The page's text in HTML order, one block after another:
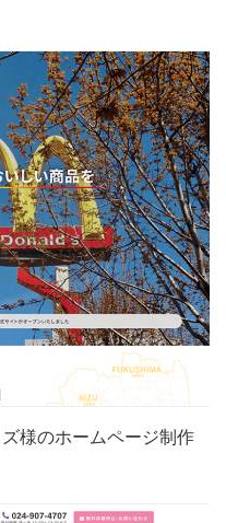
様のホームページ制作